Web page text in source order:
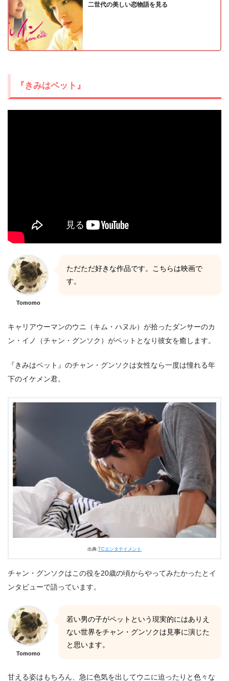
二世代の美しい恋物語を見る
『きみはペット』
Tomomo
ただただ好きな作品です。こちらは映画で
す。
キャリアウーマンのウニ（キム・ハヌル）が拾ったダンサーのカ
ン・イノ（チャン・グンソク）がペットとなり彼女を癒します。
『きみはペット』のチャン・グンソクは女性なら一度は憧れる年
下のイケメン君。
出典:TCエンタテイメント
チャン・グンソクはこの役を20歳の頃からやってみたかったとイ
ンタビューで語っています。
Tomomo
若い男の子がペットという現実的にはありえ
ない世界をチャン・グンソクは見事に演じた
と思います。
甘える姿はもちろん、急に色気を出してウニに迫ったりと色々な